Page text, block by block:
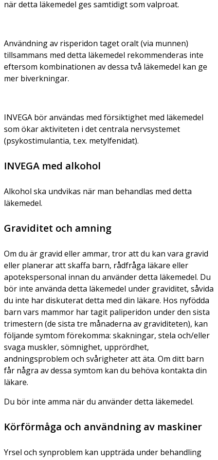
när detta läkemedel ges samtidigt som valproat.
Användning av risperidon taget oralt (via munnen)
tillsammans med detta läkemedel rekommenderas inte
eftersom kombinationen av dessa två läkemedel kan ge
mer biverkningar.
INVEGA bör användas med försiktighet med läkemedel
som ökar aktiviteten i det centrala nervsystemet
(psykostimulantia, t.ex. metylfenidat).
INVEGA med alkohol
Alkohol ska undvikas när man behandlas med detta
läkemedel.
Graviditet och amning
Om du är gravid eller ammar, tror att du kan vara gravid
eller planerar att skaffa barn, rådfråga läkare eller
apotekspersonal innan du använder detta läkemedel. Du
bör inte använda detta läkemedel under graviditet, såvida
du inte har diskuterat detta med din läkare. Hos nyfödda
barn vars mammor har tagit paliperidon under den sista
trimestern (de sista tre månaderna av graviditeten), kan
följande symtom förekomma: skakningar, stela och/eller
svaga muskler, sömnighet, upprördhet,
andningsproblem och svårigheter att äta. Om ditt barn
får några av dessa symtom kan du behöva kontakta din
läkare.
Du bör inte amma när du använder detta läkemedel.
Körförmåga och användning av maskiner
Yrsel och synproblem kan uppträda under behandling